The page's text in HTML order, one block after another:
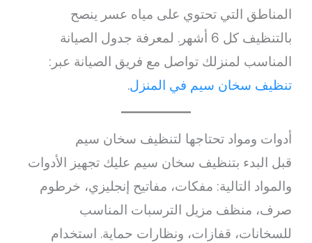
المناطق التي تحتوي على مياه عسر ينصح
بالتنظيف كل 6 أشهر. لمعرفة جدول الصيانة
المناسب لمنزلك تواصل مع فريق الصيانة عبر:
تنظيف سخان سيم في المنزل.
أدوات ومواد تحتاجها لتنظيف سخان سيم
قبل البدء بتنظيف سخان سيم عليك تجهيز الأدوات
والمواد التالية: مفكات، مفاتيح إنجليزي، خرطوم
صرف، منظف مزيل الترسبات المناسب
للسخانات، قفازات، ونظارات حماية. استخدام